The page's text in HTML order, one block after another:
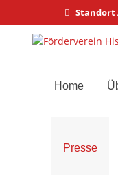
Standort
Home
Presse